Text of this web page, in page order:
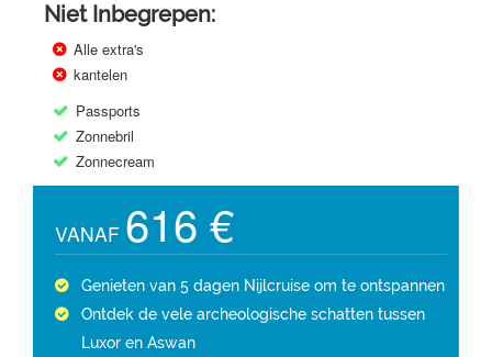
Niet Inbegrepen:
Alle extra's
kantelen
Passports
Zonnebril
Zonnecream
VANAF 616 €
Genieten van 5 dagen Nijlcruise om te ontspannen
Ontdek de vele archeologische schatten tussen
Luxor en Aswan